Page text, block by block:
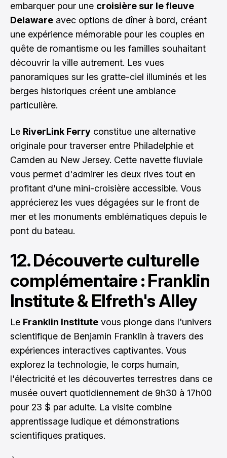
embarquer pour une croisière sur le fleuve
Delaware avec options de dîner à bord, créant
une expérience mémorable pour les couples en
quête de romantisme ou les familles souhaitant
découvrir la ville autrement. Les vues
panoramiques sur les gratte-ciel illuminés et les
berges historiques créent une ambiance
particulière.
Le RiverLink Ferry constitue une alternative
originale pour traverser entre Philadelphie et
Camden au New Jersey. Cette navette fluviale
vous permet d'admirer les deux rives tout en
profitant d'une mini-croisière accessible. Vous
apprécierez les vues dégagées sur le front de
mer et les monuments emblématiques depuis le
pont du bateau.
12. Découverte culturelle
complémentaire : Franklin
Institute & Elfreth's Alley
Le Franklin Institute vous plonge dans l'univers
scientifique de Benjamin Franklin à travers des
expériences interactives captivantes. Vous
explorez la technologie, le corps humain,
l'électricité et les découvertes terrestres dans ce
musée ouvert quotidiennement de 9h30 à 17h00
pour 23 $ par adulte. La visite combine
apprentissage ludique et démonstrations
scientifiques pratiques.